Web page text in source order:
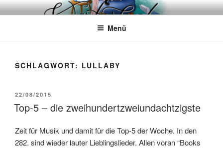
Zum
InhaltWÖRTERKATZE
Von Büchern erzählen
Menü
SCHLAGWORT: LULLABY
VERÖFFENTLICHT
AM
22/08/2015
Top-5 – die zweihundertzweiundachtzigste
Zeit für Musik und damit für die Top-5 der Woche. In den
282. sind wieder lauter Lieblingslieder. Allen voran “Books